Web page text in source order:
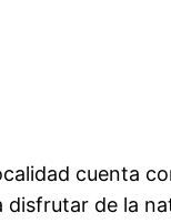
cuenta
de la